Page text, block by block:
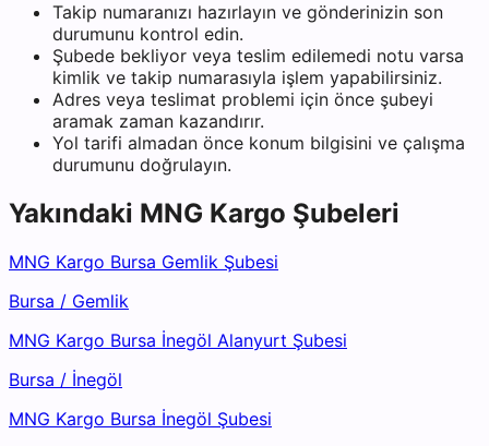
Takip numaranızı hazırlayın ve gönderinizin son
durumunu kontrol edin.
Şubede bekliyor veya teslim edilemedi notu varsa
kimlik ve takip numarasıyla işlem yapabilirsiniz.
Adres veya teslimat problemi için önce şubeyi
aramak zaman kazandırır.
Yol tarifi almadan önce konum bilgisini ve çalışma
durumunu doğrulayın.
Yakındaki MNG Kargo Şubeleri
MNG Kargo Bursa Gemlik Şubesi
Bursa / Gemlik
MNG Kargo Bursa İnegöl Alanyurt Şubesi
Bursa / İnegöl
MNG Kargo Bursa İnegöl Şubesi